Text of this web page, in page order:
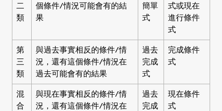
二
類
個條件/情況可能會有的結
果
簡單
式
式或現在
進行條件
式
第
三
類
與過去事實相反的條件/情
況，還有這個條件/情況在
過去可能會有的結果
過去
完成
式
完成條件
式
混
合
與現在事實相反的條件/情
況，還有這個條件/情況在
過去
完成
現在條件
式